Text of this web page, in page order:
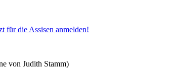
für die Assisen anmelden!
von Judith Stamm)